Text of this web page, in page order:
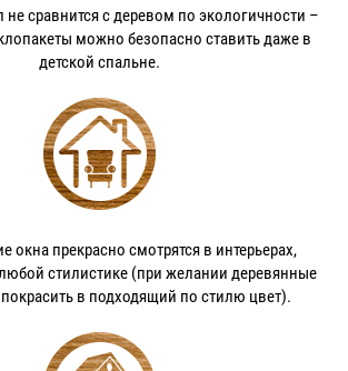
не сравнится с деревом по экологичности –
можно безопасно ставить даже в
детской спальне.
окна прекрасно смотрятся в интерьерах,
стилистике (при желании деревянные
в подходящий по стилю цвет).